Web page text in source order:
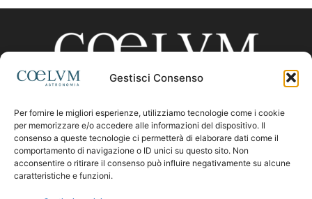
Gestisci Consenso
Per fornire le migliori esperienze, utilizziamo tecnologie come i cookie
per memorizzare e/o accedere alle informazioni del dispositivo. Il
consenso a queste tecnologie ci permetterà di elaborare dati come il
comportamento di navigazione o ID unici su questo sito. Non
acconsentire o ritirare il consenso può influire negativamente su alcune
caratteristiche e funzioni.
CHI SIAMO
Contattaci:coelumastro@coelum.com